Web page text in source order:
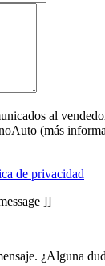
al
(más
de privacidad
]]
¿Alguna